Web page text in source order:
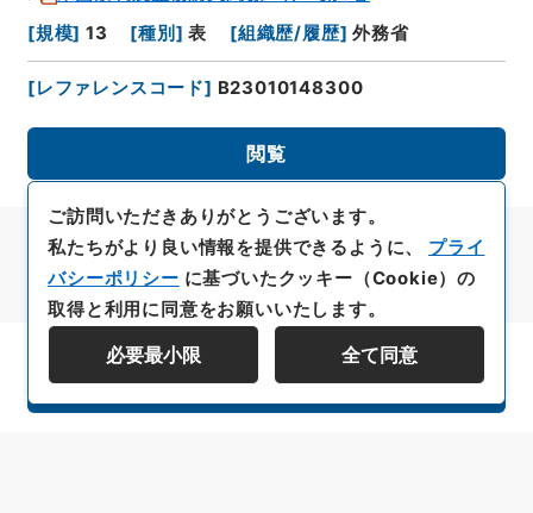
[規模] 13 [種別 ] 表 [組織歴/履歴] 外務省
[レファレンスコード] B23010148300
閲覧
資料群階層を表示する
ご訪問いただきありがとうございます。
私たちがより良い情報を提供できるように、 プライ
バシーポリシー に基づいたクッキー（Cookie）の
取得と利用に同意をお願いいたします。
必要最小限 全て同意